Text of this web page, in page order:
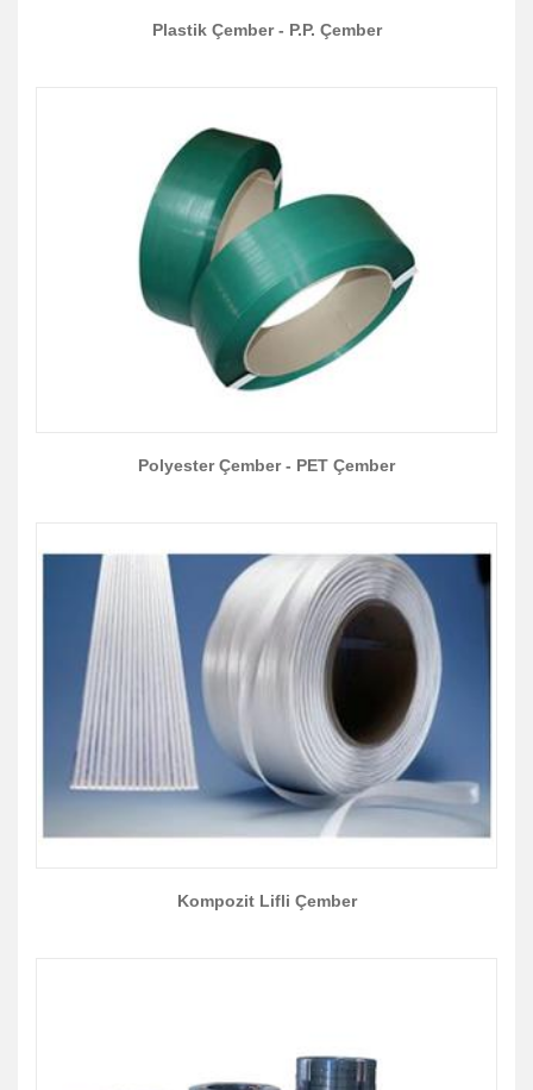
Plastik Çember - P.P. Çember
Polyester Çember - PET Çember
Kompozit Lifli Çember